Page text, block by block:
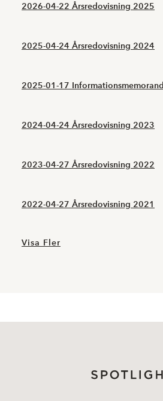
2026-04-22 Årsredovisning 2025
2025-04-24 Årsredovisning 2024
2025-01-17
2024-04-24 Årsredovisning 2023
2023-04-27 Årsredovisning 2022
2022-04-27 Årsredovisning 2021
Visa Fler